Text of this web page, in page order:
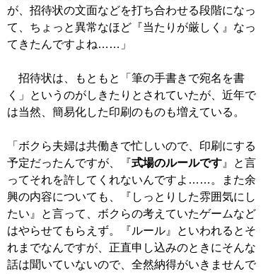
が、招待状の文面などを打ち合わせる段階になっ
て、ちょっと異常なほど『当たりが厳しく』なっ
てきたんですよね……」
招待状は、もともと「筆の手書きで宛名を書
く」というのがしきたりとされていたが、近年で
は当然、簡易化した印刷のものも増えている。
「ボクら夫婦は共働きで忙しいので、印刷にする
予定だったんですが、『式場のルールです 』と言
ってそれを許してくれないんですよ……。また余
興の内容についても、『しっとりした雰囲気にし
たい』と言って、ボクらの考えていたゲームなど
はやらせてもらえず。『ルール』といわれるとそ
れまでなんですが、正直申し込みのときにそんな
話は聞いていないので、全然納得がいきませんで